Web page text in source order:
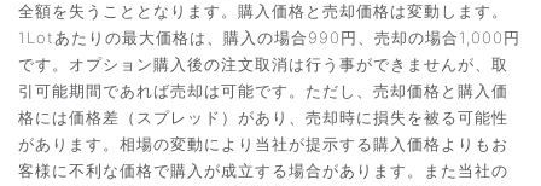
全額を失うこととなります。購入価格と売却価格は変動します。
1Lotあたりの最大価格は、購入の場合990円、売却の場合1,000円
です。オプション購入後の注文取消は行う事ができませんが、取
引可能期間であれば売却は可能です。ただし、売却価格と購入価
格には価格差（スプレッド）があり、売却時に損失を被る可能性
があります。相場の変動により当社が提示する購入価格よりもお
客様に不利な価格で購入が成立する場合があります。また当社の